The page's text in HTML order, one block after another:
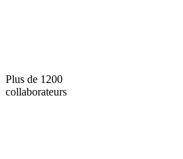
Plus de 1200
collaborateurs